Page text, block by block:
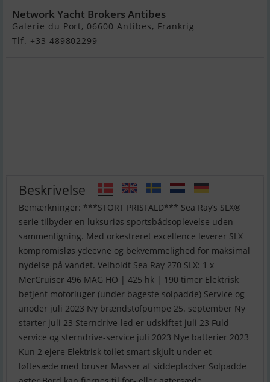
Network Yacht Brokers Antibes
Galerie du Port, 06600 Antibes, Frankrig
Tlf. +33 489802299
Beskrivelse
Bemærkninger: ***STORT PRISFALD*** Sea Ray’s SLX®
serie tilbyder en luksuriøs sportsbådsoplevelse uden
sammenligning. Med orkestreret excellence leverer SLX
kompromisløs ydeevne og bekvemmelighed for maksimal
nydelse på vandet. Velholdt Sea Ray 270 SLX: 1 x
MerCruiser 496 MAG HO | 425 hk | 190 timer Elektrisk
betjent motorluger (under bageste solpadde) Service og
anoder juli 2023 Ny brændstofpumpe 25. september Ny
starter juli 23 Sterndrive-led er udskiftet juli 23 Fuld
service og sterndrive-service juli 2023 Nye batterier 2023
Kun 2 ejere Elektrisk toilet smart skjult under et
løftesæde med bruser Masser af siddepladser Solpadde